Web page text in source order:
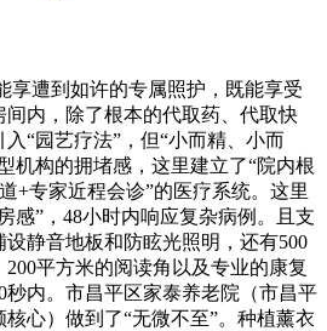
遭到如许的专属照护，既能享受
内，除了根本的代取药、代取快
“园艺疗法”，但“小而精、小而
机构的拥堵感，这里建立了“院内根
+专家近程会诊”的医疗系统。这里
感”，48小时内响应复杂病例。且支
静音地板和防眩光照明，还有500
平方米的阅读角以及专业的康复
秒内。市昌平区家泰养老院（市昌平
心）做到了“无微不至”。种植薰衣